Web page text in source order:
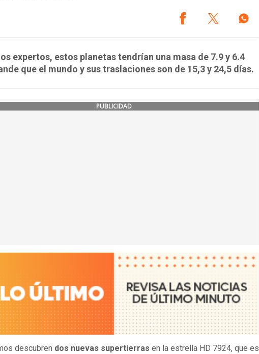
expertos, estos planetas tendrían una masa de 7.9 y 6.4
que el mundo y sus traslaciones son de 15,3 y 24,5 días.
PUBLICIDAD
descubren dos nuevas supertierras en la estrella HD 7924, que es